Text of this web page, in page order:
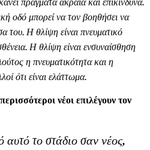
οδό μπορεί να τον βοηθήσει να
του. Η θλίψη είναι πνευματικό
Η θλίψη είναι ενσυναίσθηση
η πνευματικότητα και η
ότι είναι ελάττωμα.
νέοι επιλέγουν τον
το στάδιο σαν νέος,